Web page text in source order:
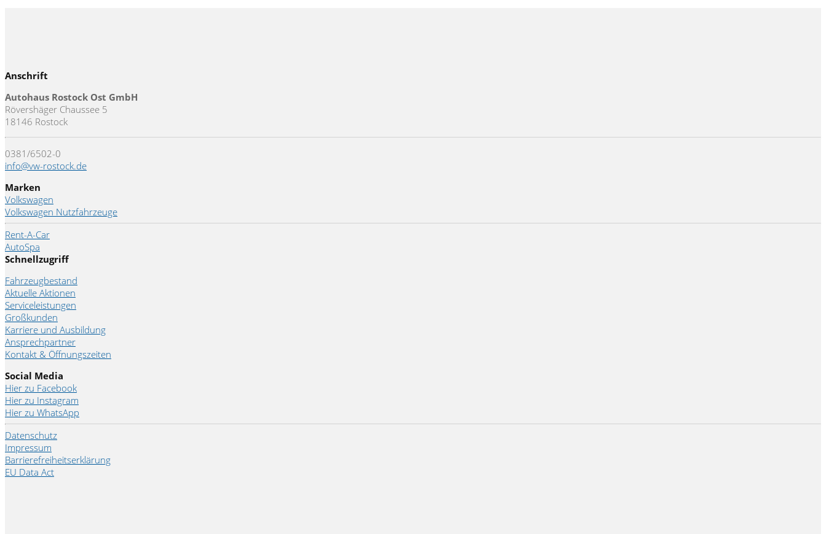
Anschrift
Autohaus Rostock Ost GmbH
Rövershäger Chaussee 5
18146 Rostock
0381/6502-0
info@vw-rostock.de
Marken
Volkswagen
Volkswagen Nutzfahrzeuge
Rent-A-Car
AutoSpa
Schnellzugriff
Fahrzeugbestand
Aktuelle Aktionen
Serviceleistungen
Großkunden
Karriere und Ausbildung
Ansprechpartner
Kontakt & Öffnungszeiten
Social Media
Hier zu Facebook
Hier zu Instagram
Hier zu WhatsApp
Datenschutz
Impressum
Barrierefreiheitserklärung
EU Data Act